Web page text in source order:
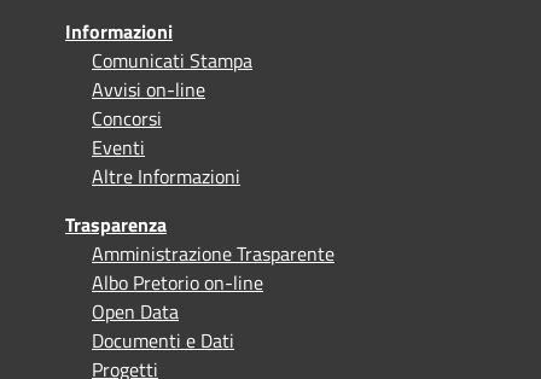
Informazioni
Comunicati Stampa
Avvisi on-line
Concorsi
Eventi
Altre Informazioni
Trasparenza
Amministrazione Trasparente
Albo Pretorio on-line
Open Data
Documenti e Dati
Progetti